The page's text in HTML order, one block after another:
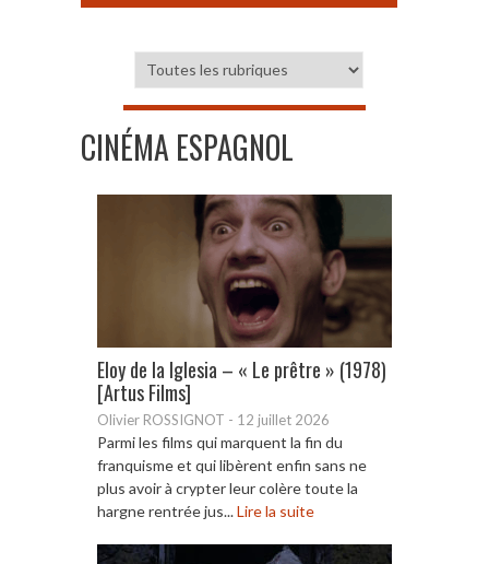
CINÉMA ESPAGNOL
Eloy de la Iglesia – « Le prêtre » (1978)
[Artus Films]
Olivier ROSSIGNOT - 12 juillet 2026
Parmi les films qui marquent la fin du
franquisme et qui libèrent enfin sans ne
plus avoir à crypter leur colère toute la
hargne rentrée jus...Lire la suite